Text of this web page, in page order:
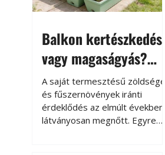
Balkon kertészkedés
vagy magaságyás?
Helytakarékos
kertészkedés
A saját termesztésű zöldségek
és fűszernövények iránti
érdeklődés az elmúlt években
látványosan megnőtt. Egyre